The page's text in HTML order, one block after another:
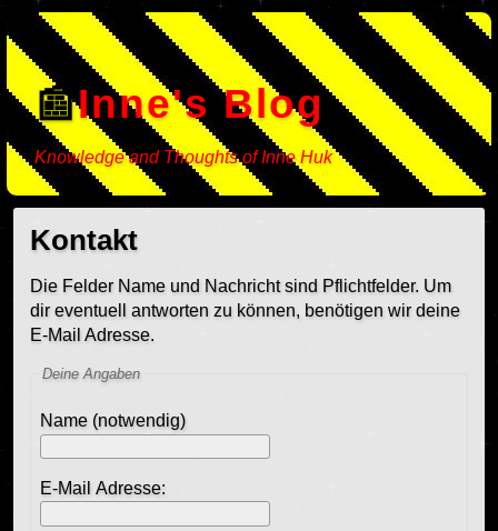
Inne's Blog
Knowledge and Thoughts of Inne Huk
Kontakt
Die Felder Name und Nachricht sind Pflichtfelder. Um
dir eventuell antworten zu können, benötigen wir deine
E-Mail Adresse.
Deine Angaben
Name (notwendig)
E-Mail Adresse: